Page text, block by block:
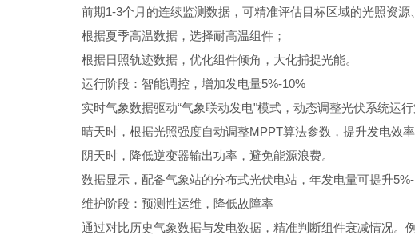
前期1-3个月的连续监测数据，可精准评估目标区域的光照资
根据夏季高温数据，选择耐高温组件；
根据日照轨迹数据，优化组件倾角，大化捕捉光能。
运行阶段：智能调控，增加发电量5%-10%
实时气象数据驱动“气象联动发电"模式，动态调整光伏系统运行
晴天时，根据光照强度自动调整MPPT算法参数，提升发电效率
阴天时，降低逆变器输出功率，避免能源浪费。
数据显示，配备气象站的分布式光伏电站，年发电量可提升5%-
维护阶段：预测性运维，降低故障率
通过对比历史气象数据与发电数据，精准判断组件衰减情况。